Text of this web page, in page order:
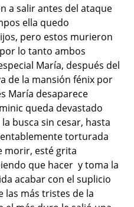
a salir antes del ataque
ella quedo
pero estos murieron
lo tanto ambos
María, después del
de la mansión fénix por
María desaparece
queda devastado
busca sin cesar, hasta
torturada
morir, esté grita
que hacer y toma la
acabar con el suplicio
las más tristes de la